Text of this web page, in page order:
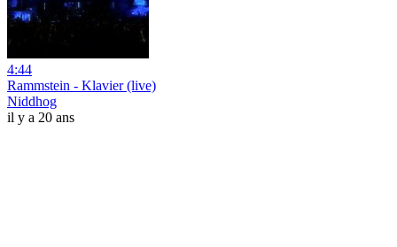
4:44
Rammstein - Klavier (live)
Niddhog
il y a 20 ans